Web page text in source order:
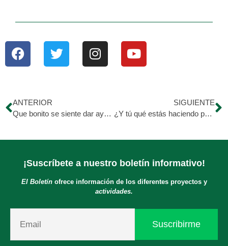
ANTERIOR
Que bonito se siente dar ayuda y gestos de bondad. La ganancia va al corazón, va al crecimiento personal.
SIGUIENTE
¿Y tú qué estás haciendo por VENEZUELA?
¡Suscríbete a nuestro boletín informativo!
El Boletínofrece información de los diferentes proyectos y
actividades.